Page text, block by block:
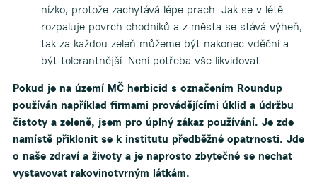
nízko, protože zachytává lépe prach. Jak se v létě
rozpaluje povrch chodníků a z města se stává výheň,
tak za každou zeleň můžeme být nakonec vděční a
být tolerantnější. Není potřeba vše likvidovat.
Pokud je na území MČ herbicid s označením Roundup
používán například firmami provádějícími úklid a údržbu
čistoty a zeleně, jsem pro úplný zákaz používání. Je zde
namístě přiklonit se k institutu předběžné opatrnosti. Jde
o naše zdraví a životy a je naprosto zbytečné se nechat
vystavovat rakovinotvrným látkám.